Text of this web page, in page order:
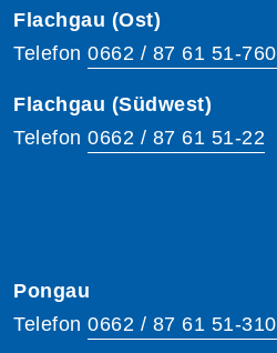
Flachgau (Ost)
Telefon 0662 / 87 61 51-760
Flachgau (Südwest)
Telefon 0662 / 87 61 51-22
Pongau
Telefon 0662 / 87 61 51-310